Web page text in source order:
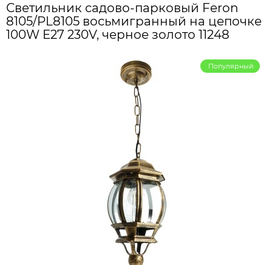
Светильник садово-парковый Feron
8105/PL8105 восьмигранный на цепочке
100W E27 230V, черное золото 11248
Популярный